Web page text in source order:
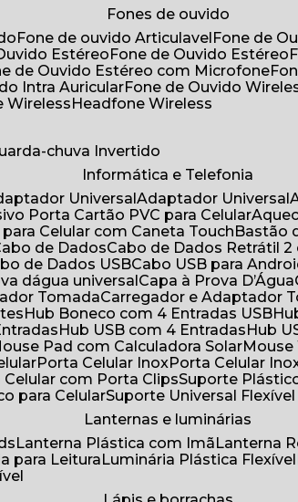
Fones de ouvido
Fone de ouvido Articulavel
Fone de
Estéreo Fone de Ouvido Estéreo
de Ouvido Estéreo com Microfone
Intra Auricular Fone de Ouvido
Wireless
Headfone Wireless
Guarda-chuva Invertido
Informática e Telefonia
Universal Adaptador Universal
Porta Cartão PVC para Celular
para Celular com Caneta Touch Bastão
Cabo de Dados Cabo de Dados Retrátil 2
de Dados USB Cabo USB para
dágua universal Capa à Prova D’Água
Tomada Carregador e Adaptador
Hub Boneco com 4 Entradas USB
Hub USB com 4 Entradas Hub
Mouse Pad com Calculadora Solar
Porta Celular Inox Porta Celular
Celular com Porta Clips Suporte
para Celular Suporte Universal
Lanternas e luminárias
Lanterna Plástica com Imã Lanterna
para Leitura Luminária Plástica Flexível